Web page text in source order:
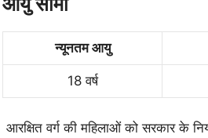
न्यूनतम आयु
18 वर्ष
आरक्षित वर्ग की महिलाओं को सरकार के